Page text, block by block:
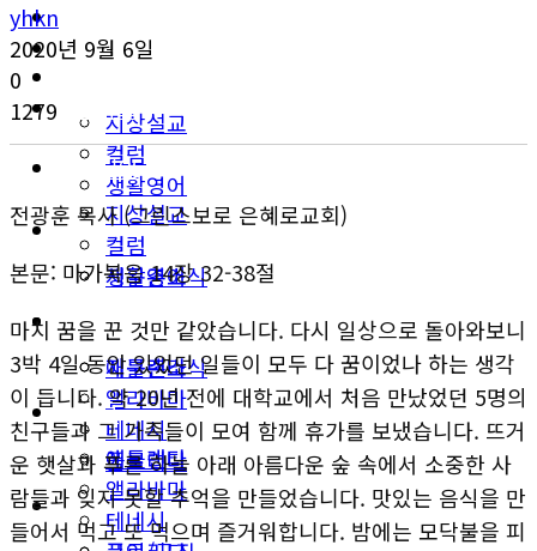
지상설교
컬럼
생활영어
미국뉴스
지구촌소식
동남부
애틀랜타
앨라바마
테네시
플로리다
생활안내
한인타운 소식
이민뉴스
오피니언
지상설교
컬럼
생활영어
미국뉴스
지구촌소식
동남부
애틀랜타
앨라바마
테네시
yhkn
2020년 9월 6일
0
1279
전광훈 목사 (그린스보로 은혜로교회)
본문: 마가복음 14장 32-38절
마치 꿈을 꾼 것만 같았습니다. 다시 일상으로 돌아와보니
3박 4일 동안 있었던 일들이 모두 다 꿈이었나 하는 생각
이 듭니다. 약 20년 전에 대학교에서 처음 만났었던 5명의
친구들과 그 가족들이 모여 함께 휴가를 보냈습니다. 뜨거
운 햇살과 푸른 하늘 아래 아름다운 숲 속에서 소중한 사
람들과 잊지 못할 추억을 만들었습니다. 맛있는 음식을 만
들어서 먹고 또 먹으며 즐거워합니다. 밤에는 모닥불을 피